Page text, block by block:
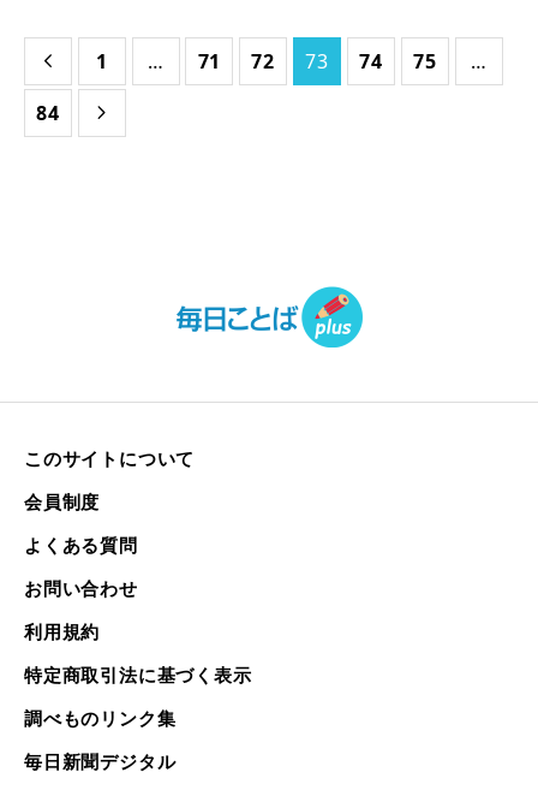
 1 … 71 72 73 74 75
…
84

このサイトについて
会員制度
よくある質問
お問い合わせ
利用規約
特定商取引法に基づく表示
調べものリンク集
毎日新聞デジタル